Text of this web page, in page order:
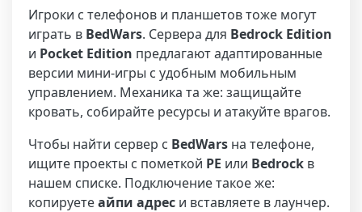
Игроки с телефонов и планшетов тоже могут
играть в BedWars. Сервера для Bedrock Edition
и Pocket Edition предлагают адаптированные
версии мини-игры с удобным мобильным
управлением. Механика та же: защищайте
кровать, собирайте ресурсы и атакуйте врагов.
Чтобы найти сервер с BedWars на телефоне,
ищите проекты с пометкой PE или Bedrock в
нашем списке. Подключение такое же:
копируетеайпи адрес и вставляете в лаунчер.